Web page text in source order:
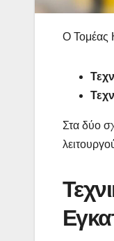
Ο Τομέας
Στα δύο